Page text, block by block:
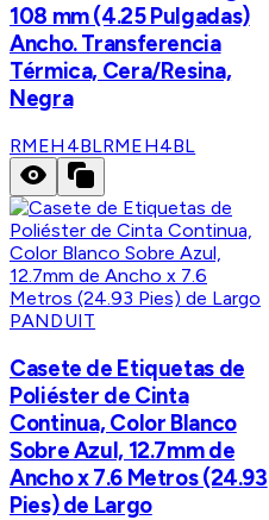
108 mm (4.25 Pulgadas)
Ancho. Transferencia
Térmica, Cera/Resina,
Negra
RMEH4BLRMEH4BL
PANDUIT
Casete de Etiquetas de
Poliéster de Cinta
Continua, Color Blanco
Sobre Azul, 12.7mm de
Ancho x 7.6 Metros (24.93
Pies) de Largo